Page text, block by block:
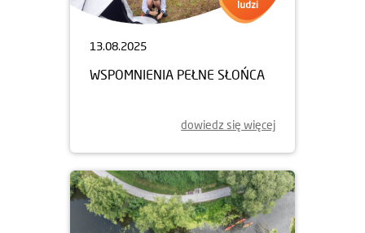
13.08.2025
WSPOMNIENIA PEŁNE SŁOŃCA
dowiedz się więcej